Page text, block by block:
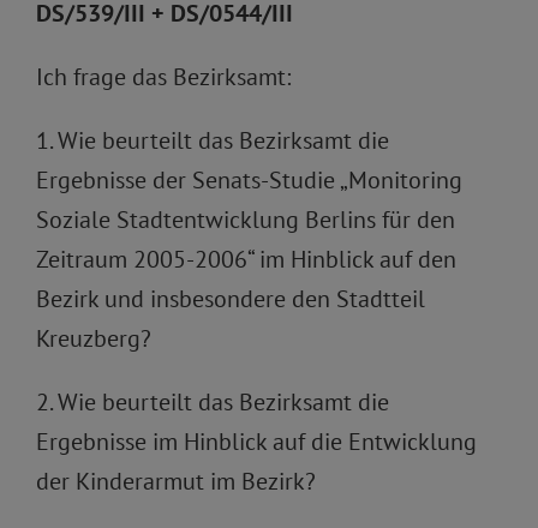
DS/539/III + DS/0544/III
Ich frage das Bezirksamt:
1. Wie beurteilt das Bezirksamt die
Ergebnisse der Senats-Studie „Monitoring
Soziale Stadtentwicklung Berlins für den
Zeitraum 2005-2006“ im Hinblick auf den
Bezirk und insbesondere den Stadtteil
Kreuzberg?
2. Wie beurteilt das Bezirksamt die
Ergebnisse im Hinblick auf die Entwicklung
der Kinderarmut im Bezirk?